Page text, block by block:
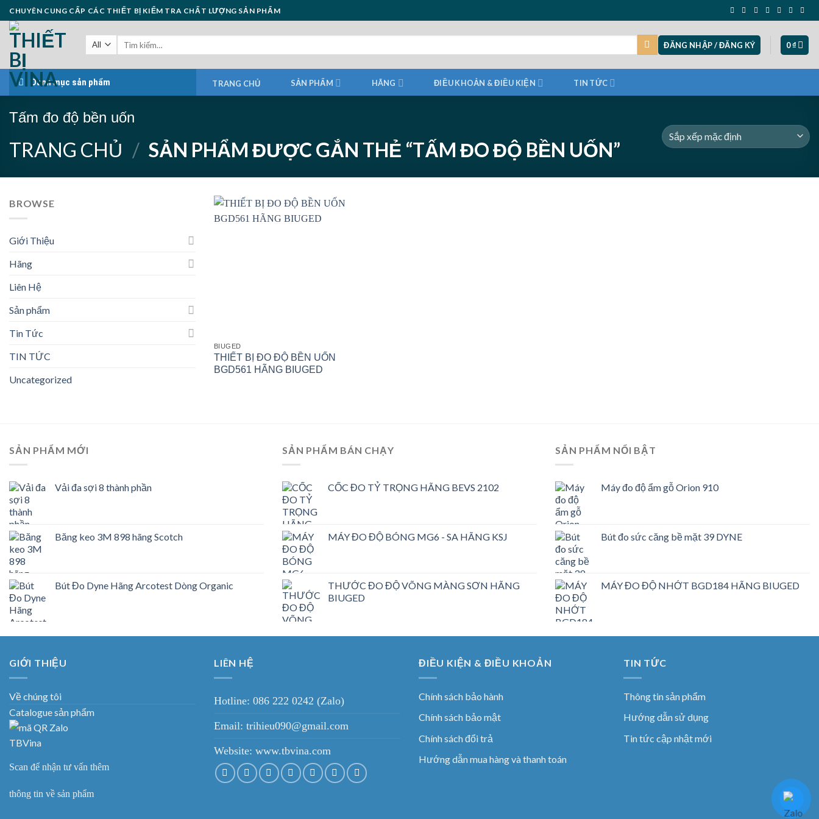
Skip
to
content
CHUYÊN CUNG CẤP CÁC THIẾT BỊ KIỂM TRA CHẤT LƯỢNG SẢN PHẨM
ĐĂNG NHẬP / ĐĂNG KÝ 0₫
Danh mục sản phẩm TRANG CHỦ SẢN PHẨM HÃNG ĐIỀU KHOẢN & ĐIỀU KIỆN TIN TỨC
Tấm đo độ bền uốn
TRANG CHỦ / SẢN PHẨM ĐƯỢC GẮN THẺ “TẤM ĐO ĐỘ BỀN UỐN”
BROWSE
Giới Thiệu
Hãng
Liên Hệ
Sản phẩm
Tin Tức
TIN TỨC
Uncategorized
BIUGED
THIẾT BỊ ĐO ĐỘ BỀN UỐN
BGD561 HÃNG BIUGED
SẢN PHẨM MỚI
Vải đa sợi 8 thành phần
Băng keo 3M 898 hãng Scotch
Bút Đo Dyne Hãng Arcotest Dòng Organic
SẢN PHẨM BÁN CHẠY
CỐC ĐO TỶ TRỌNG HÃNG BEVS 2102
MÁY ĐO ĐỘ BÓNG MG6 - SA HÃNG KSJ
THƯỚC ĐO ĐỘ VÕNG MÀNG SƠN HÃNG
BIUGED
SẢN PHẨM NỔI BẬT
Máy đo độ ẩm gỗ Orion 910
Bút đo sức căng bề mặt 39 DYNE
MÁY ĐO ĐỘ NHỚT BGD184 HÃNG BIUGED
GIỚI THIỆU
Về chúng tôi
Catalogue sản phẩm
Scan để nhận tư vấn thêm
thông tin về sản phẩm
LIÊN HỆ
Hotline: 086 222 0242 (Zalo)
Email: trihieu090@gmail.com
Website: www.tbvina.com
ĐIỀU KIỆN & ĐIỀU KHOẢN
Chính sách bảo hành
Chính sách bảo mật
Chính sách đổi trả
Hướng dẫn mua hàng và thanh toán
TIN TỨC
Thông tin sản phẩm
Hướng dẫn sử dụng
Tin tức cập nhật mới